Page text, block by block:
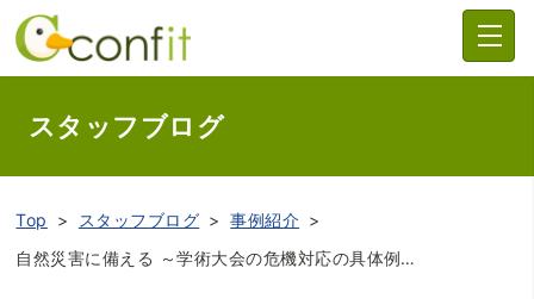
スタッフブログ
Top スタッフブログ
事例紹介
自然災害に備える ～学術大会の危機対応の具体例～